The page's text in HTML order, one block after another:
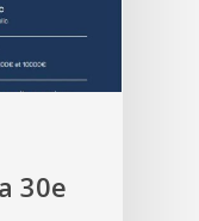
30e